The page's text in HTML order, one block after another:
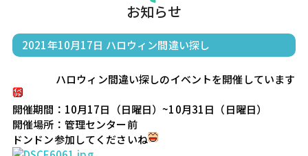
お知らせ
2021年10月17日 ハロウィン間違い探し
                    ハロウィン間違い探しのイベントを開催しています
開催期間：10月17日（日曜日）~10月31日（日曜日）
開催場所：管理センター前
ドンドン参加してくださいね